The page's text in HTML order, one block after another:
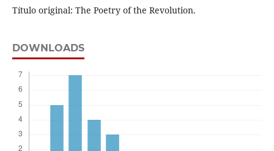
Título original: The Poetry of the Revolution.
DOWNLOADS